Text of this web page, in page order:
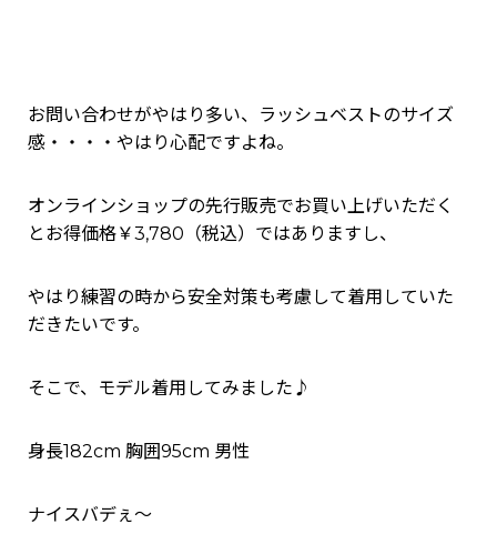
お問い合わせがやはり多い、ラッシュベストのサイズ
感・・・・やはり心配ですよね。
オンラインショップの先行販売でお買い上げいただく
とお得価格￥3,780（税込）ではありますし、
やはり練習の時から安全対策も考慮して着用していた
だきたいです。
そこで、モデル着用してみました♪
身長182cm 胸囲95cm 男性
ナイスバデぇ～